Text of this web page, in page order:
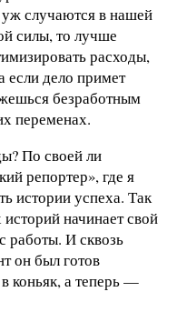
случаются в нашей
силы, то лучше
расходы,
если дело примет
безработным
переменах.
По своей ли
репортер», где я
истории успеха. Так
начинает свой
работы. И сквозь
он был готов
коньяк, а теперь —